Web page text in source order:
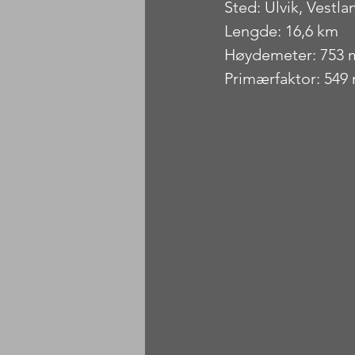
Sted: Ulvik,
Lengde: 16,6 km
Høydemeter: 753
Primærfaktor: 549